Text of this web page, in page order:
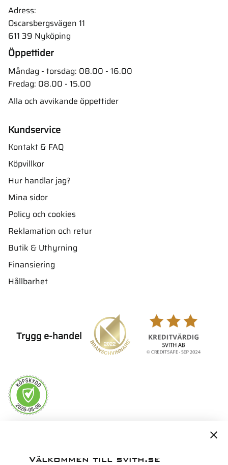
Adress:
Oscarsbergsvägen 11
611 39 Nyköping
Öppettider
Måndag - torsdag: 08.00 - 16.00
Fredag: 08.00 - 15.00
Alla och avvikande öppettider
Kundservice
Kontakt & FAQ
Köpvillkor
Hur handlar jag?
Mina sidor
Policy och cookies
Reklamation och retur
Butik & Uthyrning
Finansiering
Hållbarhet
Trygg e-handel
Välkommen till svith.se